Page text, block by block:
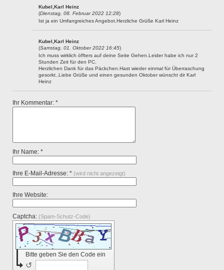
Kubel,Karl Heinz
(Dienstag, 08. Februar 2022 12:28)
Ist ja ein Umfangreiches Angebot.Herzliche Grüße Karl Heinz
Kubel,Karl Heinz
(Samstag, 01. Oktober 2022 16:45)
Ich muss wirklich öffters auf deine Seite Gehen.Leider habe ich nur 2
Stunden Zeit für den PC.
Herzlichen Dank für das Päckchen.Hast wieder einmal für Überraschung
gesorkt..Liebe Grüße und einen gesunden Oktober wünscht dir Karl
Heinz
Ihr Kommentar: *
Ihr Name: *
Ihre E-Mail-Adresse: * (wird nicht angezeigt)
Ihre Website:
Captcha: (Spam-Schutz-Code)
Bitte geben Sie den Code ein
↺